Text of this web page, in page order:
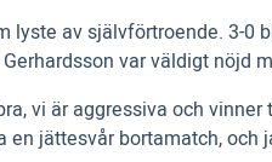
av självförtroende. 3-
var väldigt nöjd
vi är aggressiva och
jättesvår bortamatch,